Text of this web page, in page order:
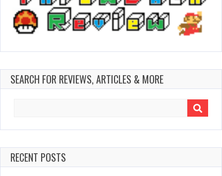
SEARCH FOR REVIEWS, ARTICLES & MORE
RECENT POSTS